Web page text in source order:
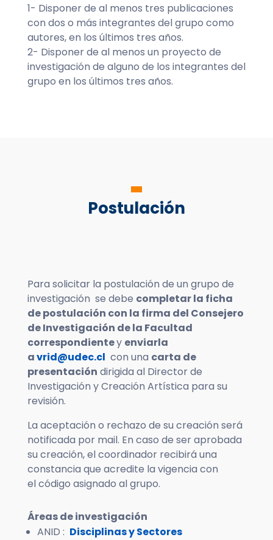
1- Disponer de al menos tres publicaciones
con dos o más integrantes del grupo como
autores, en los últimos tres años.
2- Disponer de al menos un proyecto de
investigación de alguno de los integrantes del
grupo en los últimos tres años.
Postulación
Para solicitar la postulación de un grupo de
investigación se debe completar la ficha
de postulación con la firma del Consejero
de Investigación de la Facultad
correspondientey enviarla
avrid@udec.cl con una carta de
presentación dirigida al Director de
Investigación y Creación Artística para su
revisión.
La aceptación o rechazo de su creación será
notificada por mail. En caso de ser aprobada
su creación, el coordinador recibirá una
constancia que acredite la vigencia con
el código asignado al grupo.
Áreas de investigación
ANID : Disciplinas y Sectores